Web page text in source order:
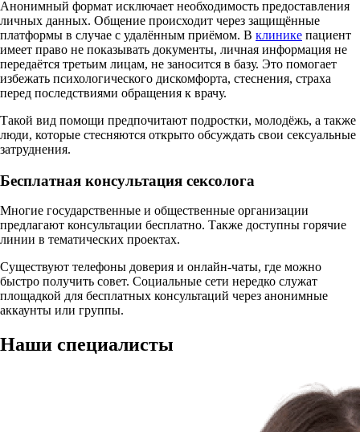
Анонимный формат исключает необходимость предоставления
личных данных. Общение происходит через защищённые
платформы в случае с удалённым приёмом. В клинике пациент
имеет право не показывать документы, личная информация не
передаётся третьим лицам, не заносится в базу. Это помогает
избежать психологического дискомфорта, стеснения, страха
перед последствиями обращения к врачу.
Такой вид помощи предпочитают подростки, молодёжь, а также
люди, которые стесняются открыто обсуждать свои сексуальные
затруднения.
Бесплатная консультация сексолога
Многие государственные и общественные организации
предлагают консультации бесплатно. Также доступны горячие
линии в тематических проектах.
Существуют телефоны доверия и онлайн-чаты, где можно
быстро получить совет. Социальные сети нередко служат
площадкой для бесплатных консультаций через анонимные
аккаунты или группы.
Наши специалисты